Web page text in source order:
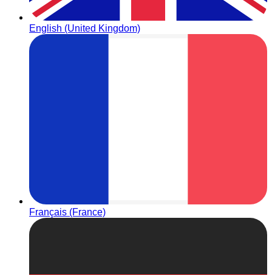
English (United Kingdom)
Français (France)